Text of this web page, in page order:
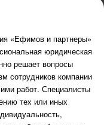
«Ефимов и партнеры»
юридическая
решает вопросы
сотрудников компании
работ. Специалисты
тех или иных